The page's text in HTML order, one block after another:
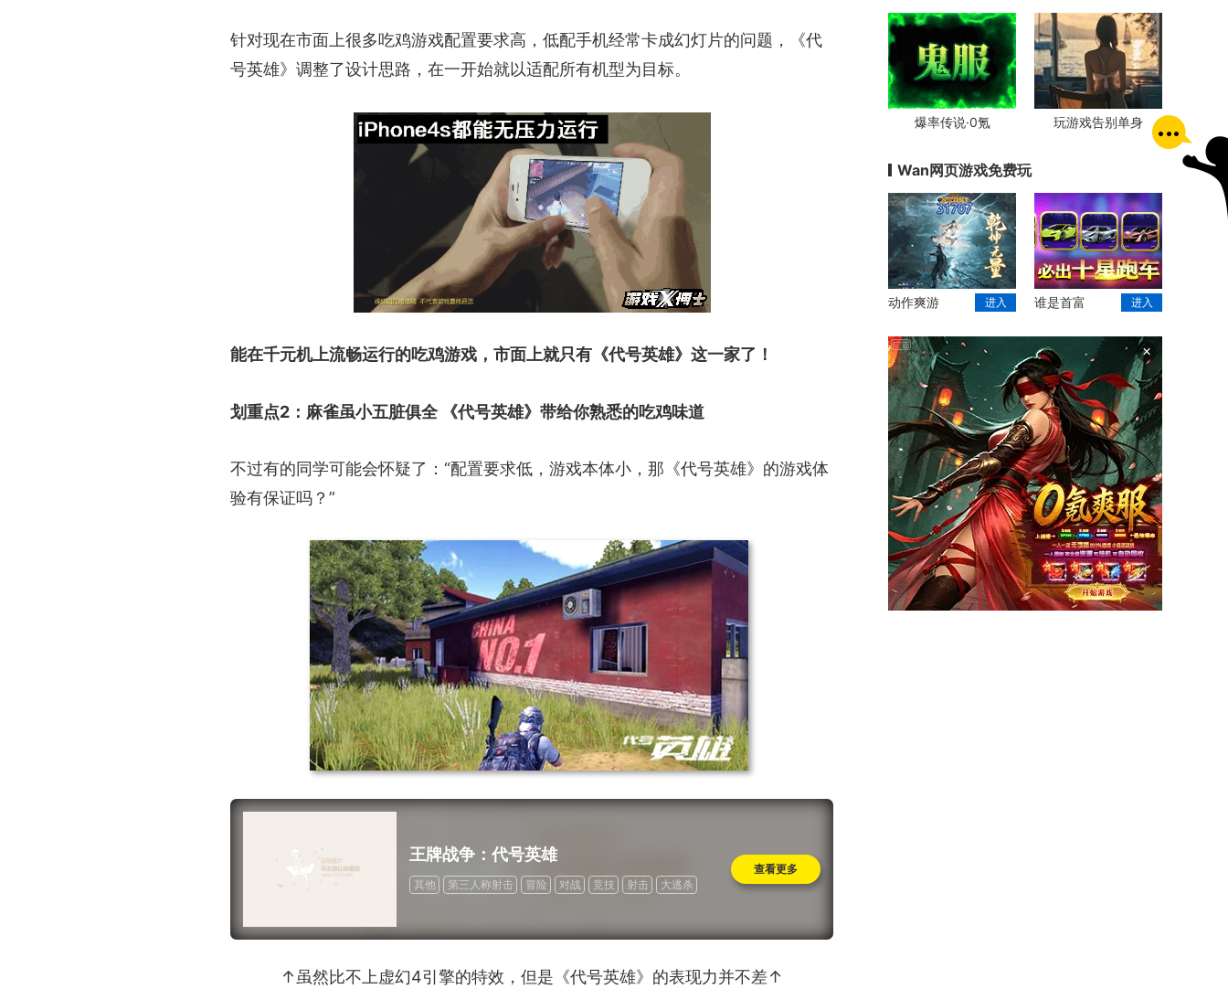
针对现在市面上很多吃鸡游戏配置要求高，低配手机经常卡成幻灯片的问题，《代
号英雄》调整了设计思路，在一开始就以适配所有机型为目标。
能在千元机上流畅运行的吃鸡游戏，市面上就只有《代号英雄》这一家了！
划重点2：麻雀虽小五脏俱全 《代号英雄》带给你熟悉的吃鸡味道
不过有的同学可能会怀疑了：“配置要求低，游戏本体小，那《代号英雄》的游戏体
验有保证吗？”
王牌战争：代号英雄
其他 第三人称射击 冒险 对战 竞技 射击
大逃杀
查看更多
↑虽然比不上虚幻4引擎的特效，但是《代号英雄》的表现力并不差↑
爆率传说·0氪 玩游戏告别单身
Wan网页游戏免费玩
动作爽游 进入 谁是首富 进入
×